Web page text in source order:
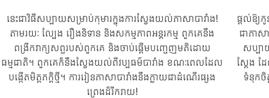
នេះជាវិធីសប្បាយសម្រាប់កុមារក្នុងការស្វែងយល់ភាសាបារាំង!
តាមរយៈ ល្បែង រឿងនិទាន និងសកម្មភាពអន្តរកម្ម ពួកគេនឹង
ពង្រីកវាក្យសព្ទរបស់ពួកគេ និងចាប់ផ្តើមបញ្ចេញមតិដោយ
ធម្មជាតិ។ ពួកគេក៏នឹងស្វែងយល់ពីវប្បធម៌បារាំង ខណៈពេលដែល
បង្កើតមិត្តភក្តិថ្មី។ ការរៀនភាសាបារាំងនឹងក្លាយជាដំណើរផ្សង
ព្រេងដ៏រីករាយ!
ផ្តល់ឱ្យ
ជាភាស
សប្បា
ស្តែង ដ
ទំនុកចិ